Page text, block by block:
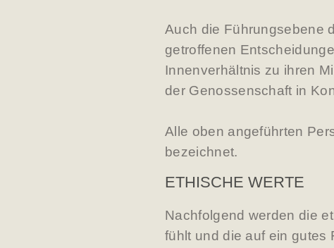
Auch die Führungsebene
getroffenen
Innenverhältnis zu ihren
der Genossenschaft in
Alle oben angeführten
bezeichnet.
ETHISCHE WERTE
Nachfolgend werden die
fühlt und die auf ein gutes